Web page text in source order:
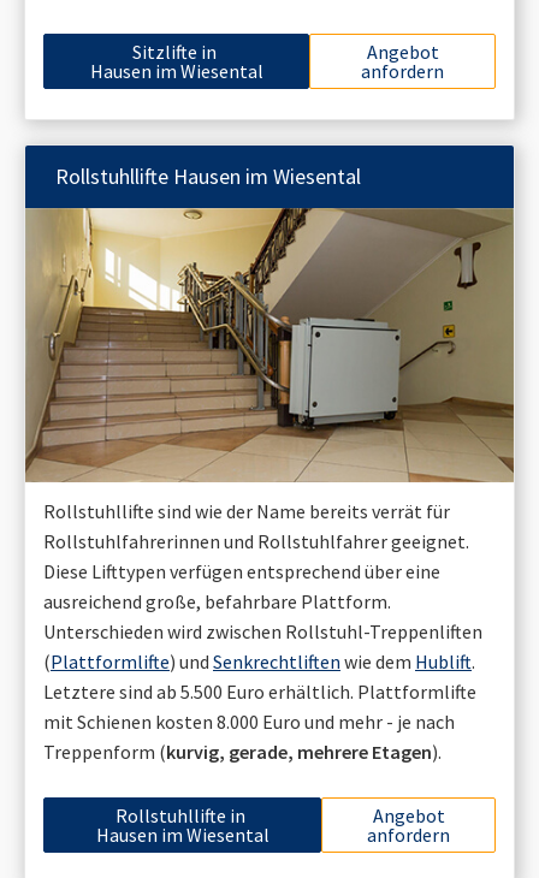
Sitzlifte in
Hausen im Wiesental
Angebot
anfordern
Rollstuhllifte Hausen im Wiesental
Rollstuhllifte sind wie der Name bereits verrät für
Rollstuhlfahrerinnen und Rollstuhlfahrer geeignet.
Diese Lifttypen verfügen entsprechend über eine
ausreichend große, befahrbare Plattform.
Unterschieden wird zwischen Rollstuhl-Treppenliften
(Plattformlifte) und Senkrechtliften wie dem Hublift.
Letztere sind ab 5.500 Euro erhältlich. Plattformlifte
mit Schienen kosten 8.000 Euro und mehr - je nach
Treppenform (kurvig, gerade, mehrere Etagen).
Rollstuhllifte in
Hausen im Wiesental
Angebot
anfordern